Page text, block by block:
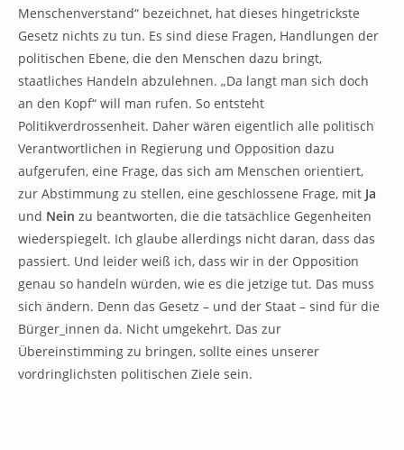
Menschenverstand“ bezeichnet, hat dieses hingetrickste
Gesetz nichts zu tun. Es sind diese Fragen, Handlungen der
politischen Ebene, die den Menschen dazu bringt,
staatliches Handeln abzulehnen. „Da langt man sich doch
an den Kopf“ will man rufen. So entsteht
Politikverdrossenheit. Daher wären eigentlich alle politisch
Verantwortlichen in Regierung und Opposition dazu
aufgerufen, eine Frage, das sich am Menschen orientiert,
zur Abstimmung zu stellen, eine geschlossene Frage, mit Ja
und Nein zu beantworten, die die tatsächlice Gegenheiten
wiederspiegelt. Ich glaube allerdings nicht daran, dass das
passiert. Und leider weiß ich, dass wir in der Opposition
genau so handeln würden, wie es die jetzige tut. Das muss
sich ändern. Denn das Gesetz – und der Staat – sind für die
Bürger_innen da. Nicht umgekehrt. Das zur
Übereinstimming zu bringen, sollte eines unserer
vordringlichsten politischen Ziele sein.